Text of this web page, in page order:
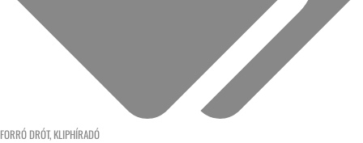
FORRÓ DRÓT, KLIPHÍRADÓ